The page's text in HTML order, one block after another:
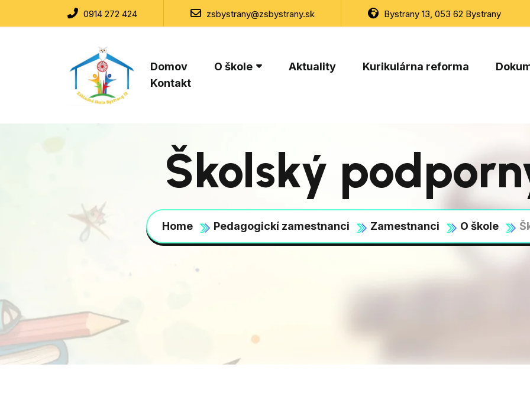
0914 272 424 zsbystrany@zsbystrany.sk Bystrany 13, 053 62 Bystrany
Domov O škole Aktuality Kurikulárna reforma
Kontakt
Školský
Home Pedagogickí zamestnanci Zamestnanci O škole